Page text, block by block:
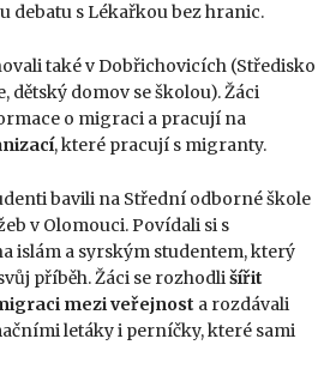
debatu s Lékařkou bez hranic.
také v Dobřichovicích (Středisko
dětský domov se školou). Žáci
o migraci a pracují na
, které pracují s migranty.
bavili na Střední odborné škole
v Olomouci. Povídali si s
islám a syrským studentem, který
příběh. Žáci se rozhodlišířit
mezi veřejnost a rozdávali
letáky i perníčky, které sami